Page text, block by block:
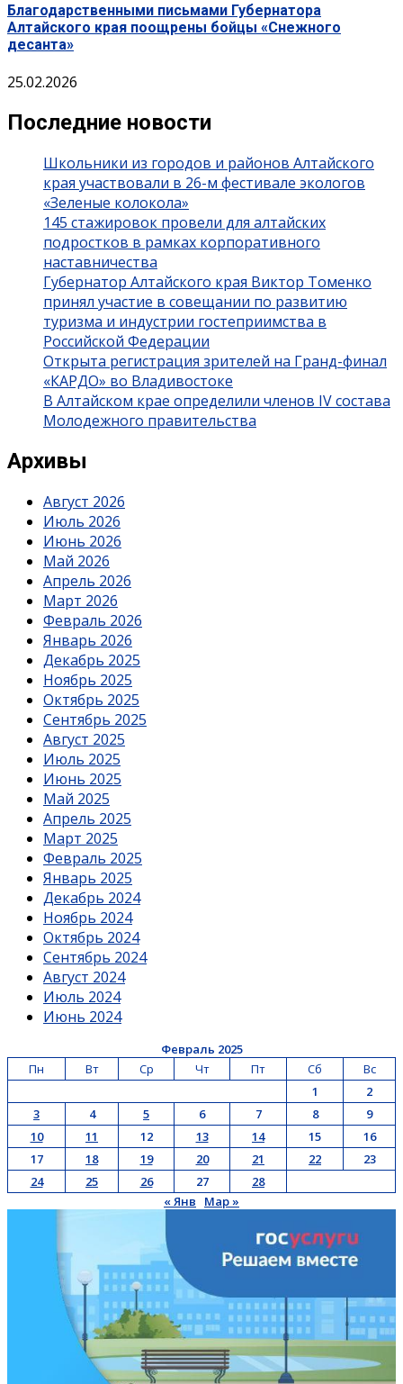
Благодарственными письмами Губернатора
Алтайского края поощрены бойцы «Снежного
десанта»
25.02.2026
Последние новости
Школьники из городов и районов Алтайского
края участвовали в 26-м фестивале экологов
«Зеленые колокола»
145 стажировок провели для алтайских
подростков в рамках корпоративного
наставничества
Губернатор Алтайского края Виктор Томенко
принял участие в совещании по развитию
туризма и индустрии гостеприимства в
Российской Федерации
Открыта регистрация зрителей на Гранд-финал
«КАРДО» во Владивостоке
В Алтайском крае определили членов IV состава
Молодежного правительства
Архивы
Август 2026
Июль 2026
Июнь 2026
Май 2026
Апрель 2026
Март 2026
Февраль 2026
Январь 2026
Декабрь 2025
Ноябрь 2025
Октябрь 2025
Сентябрь 2025
Август 2025
Июль 2025
Июнь 2025
Май 2025
Апрель 2025
Март 2025
Февраль 2025
Январь 2025
Декабрь 2024
Ноябрь 2024
Октябрь 2024
Сентябрь 2024
Август 2024
Июль 2024
Июнь 2024
Февраль 2025
Пн
Вт Ср Чт Пт Сб
Вс
1
2
3
4 5 6 7 8
9
10
11 12 13 14 15
16
17
18 19 20 21 22
23
24
25 26 27
28
« Янв
Мар »